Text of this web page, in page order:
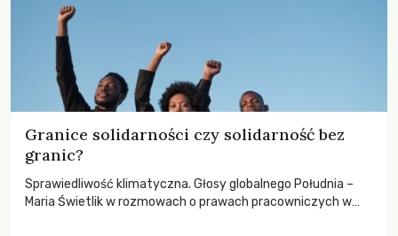
Granice solidarności czy solidarność bez
granic?
Sprawiedliwość klimatyczna. Głosy globalnego Południa –
Maria Świetlik w rozmowach o prawach pracowniczych w